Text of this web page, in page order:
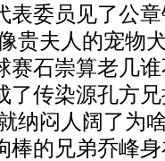
表委员见了公
贵夫人的宠物
赛石崇算老几
了传染源孔方
纳闷人阔了为
棒的兄弟乔峰